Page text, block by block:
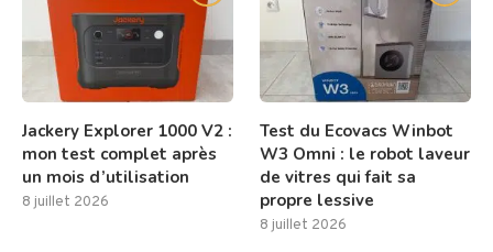
Jackery Explorer 1000 V2 :
mon test complet après
un mois d’utilisation
8 juillet 2026
Test du Ecovacs Winbot
W3 Omni : le robot laveur
de vitres qui fait sa
propre lessive
8 juillet 2026